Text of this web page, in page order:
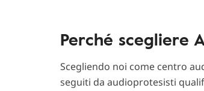
Perché scegliere
Scegliendo noi come centro
seguiti da audioprotesisti